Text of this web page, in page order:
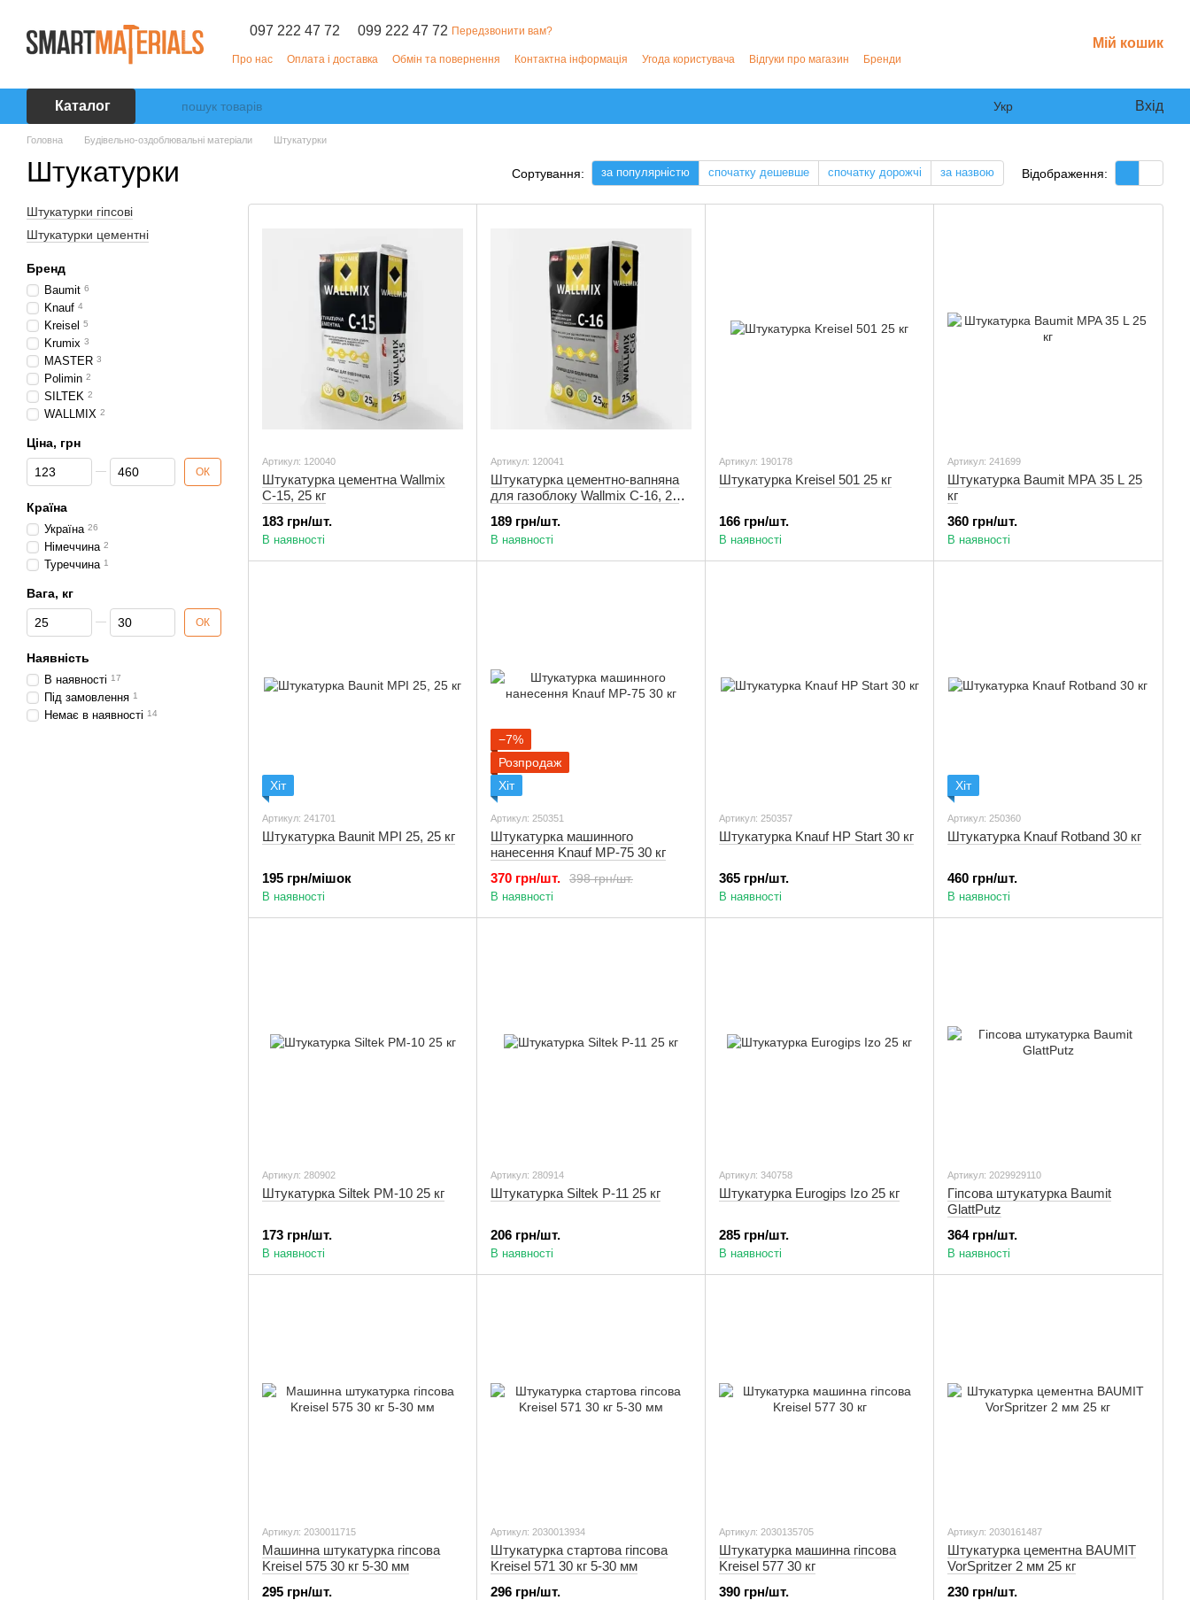
097 222 47 72 099 222 47 72 Передзвонити вам?
Про нас Оплата і доставка Обмін та повернення Контактна інформація Угода користувача Відгуки про магазин Бренди
Мій кошик
Каталог Укр Вхід
Головна Будівельно-оздоблювальні матеріали Штукатурки
Штукатурки Сортування: за популярністю спочатку дешевше спочатку дорожчі за назвою Відображення:
Артикул: 120040
Штукатурка цементна Wallmix
С-15, 25 кг
183 грн/шт.
В наявності
Артикул: 120041
Штукатурка цементно-вапняна
для газоблоку Wallmix С-16, 25
189 грн/шт.
В наявності
Артикул: 190178
Штукатурка Kreisel 501 25 кг
166 грн/шт.
В наявності
Артикул: 241699
Штукатурка Baumit MPA 35 L 25
кг
360 грн/шт.
В наявності
Хіт
Артикул: 241701
Штукатурка Baunit MPI 25, 25 кг
195 грн/мішок
В наявності
−7%
Розпродаж
Хіт
Артикул: 250351
Штукатурка машинного
нанесення Knauf MP-75 30 кг
398 грн/шт.
370 грн/шт.
В наявності
Артикул: 250357
Штукатурка Knauf HP Start 30 кг
365 грн/шт.
В наявності
Хіт
Артикул: 250360
Штукатурка Knauf Rotband 30 кг
460 грн/шт.
В наявності
Артикул: 280902
Штукатурка Siltek РМ-10 25 кг
173 грн/шт.
В наявності
Артикул: 280914
Штукатурка Siltek Р-11 25 кг
206 грн/шт.
В наявності
Артикул: 340758
Штукатурка Eurogips Izo 25 кг
285 грн/шт.
В наявності
Артикул: 2029929110
Гіпсова штукатурка Baumit
GlattPutz
364 грн/шт.
В наявності
Артикул: 2030011715
Машинна штукатурка гіпсова
Kreisel 575 30 кг 5-30 мм
295 грн/шт.
Артикул: 2030013934
Штукатурка стартова гіпсова
Kreisel 571 30 кг 5-30 мм
296 грн/шт.
Артикул: 2030135705
Штукатурка машинна гіпсова
Kreisel 577 30 кг
390 грн/шт.
Артикул: 2030161487
Штукатурка цементна BAUMIT
VorSpritzer 2 мм 25 кг
230 грн/шт.
Штукатурки гіпсові
Штукатурки цементні
Бренд
Baumit 6
Knauf 4
Kreisel 5
Krumix 3
MASTER 3
Polimin 2
SILTEK 2
WALLMIX 2
Ціна, грн
Від Ціна, грн
До Ціна, грн ОК
Країна
Україна 26
Німеччина 2
Туреччина 1
Вага, кг
Від Вага, кг
До Вага, кг ОК
Наявність
В наявності 17
Під замовлення 1
Немає в наявності 14